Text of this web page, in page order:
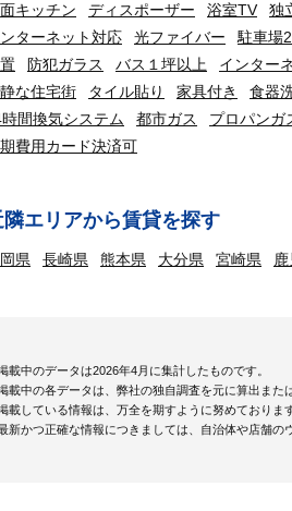
キッチン
ディスポーザー 浴室TV 独
ターネット対応
光ファイバー 駐車場
防犯ガラス バス１坪以上 インター
な住宅街
タイル貼り 家具付き 食器
間換気システム
都市ガス プロパンガ
費用カード決済可
隣エリアから賃貸を探す
県 長崎県 熊本県 大分県 宮崎県
載中のデータは2026年4月に集計したものです。
載中の各データは、弊社の独自調査を元に算出また
載している情報は、万全を期すように努めておりま
新かつ正確な情報につきましては、自治体や店舗の